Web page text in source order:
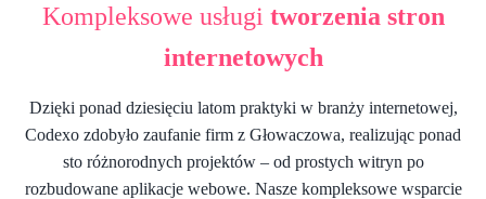
Kompleksowe usługi tworzenia stron
internetowych
Dzięki ponad dziesięciu latom praktyki w branży internetowej,
Codexo zdobyło zaufanie firm z Głowaczowa, realizując ponad
sto różnorodnych projektów – od prostych witryn po
rozbudowane aplikacje webowe. Nasze kompleksowe wsparcie